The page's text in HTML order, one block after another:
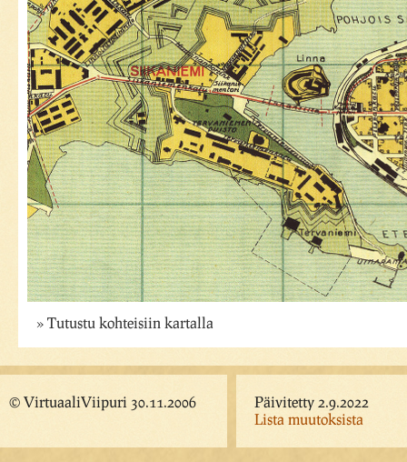
Tutustu kohteisiin kartalla
© VirtuaaliViipuri 30.11.2006
Päivitetty 2.9.2022
Lista muutoksista